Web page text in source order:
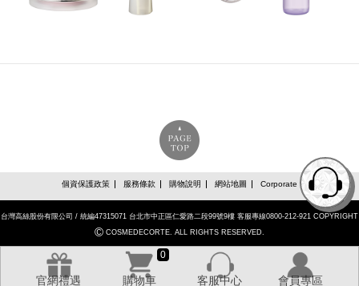
官網禮遇
0
購物車 客服中心 會員專區
個資保護政策 服務條款 購物說明 網站地圖 Corporate
台灣高絲股份有限公司 / 統編47315071 台北市中正區仁愛路二段99號9樓 客服專線0800-212-921 COPYRIGHT
© COSMEDECORTE. ALL RIGHTS RESERVED.